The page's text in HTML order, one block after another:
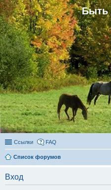
Быть
Ссылки FAQ
Список форумов
Вход